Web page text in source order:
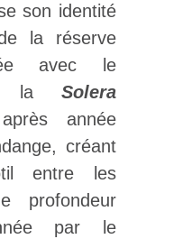
son identité
la réserve
avec le
la Solera
année
créant
entre les
profondeur
par le